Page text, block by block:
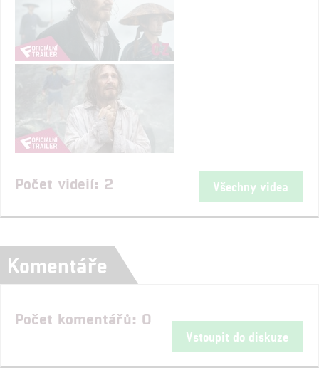
Počet videií: 2 Všechny videa
Komentáře
Počet komentářů: 0
Vstoupit do diskuze